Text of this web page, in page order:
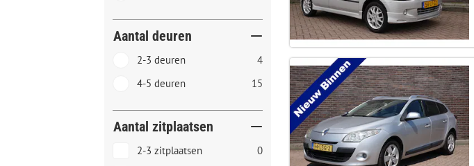
Aantal deuren
2-3 deuren
4
4-5 deuren
15
Aantal zitplaatsen
2-3 zitplaatsen
0